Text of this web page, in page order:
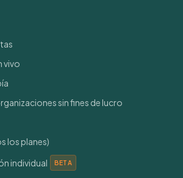
vivo
sin fines de lucro
los planes)
individual
BETA